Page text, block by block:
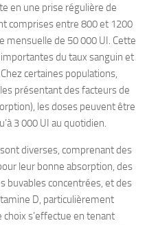
en une prise régulière de
comprises entre 800 et 1200
mensuelle de 50 000 UI. Cette
du taux sanguin et
certaines populations,
présentant des facteurs de
les doses peuvent être
3 000 UI au quotidien.
diverses, comprenant des
leur bonne absorption, des
buvables concentrées, et des
D, particulièrement
s’effectue en tenant